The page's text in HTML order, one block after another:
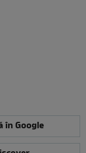
în Google